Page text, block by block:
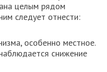
целым рядом
следует отнести:
особенно местное.
снижение